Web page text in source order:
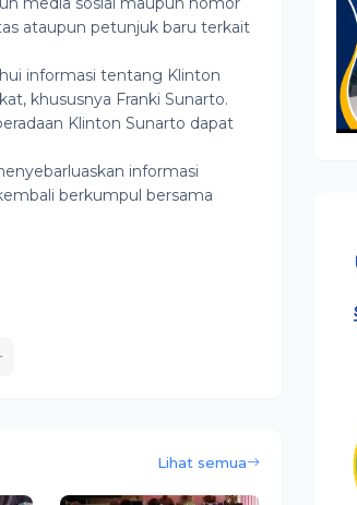
ataupun petunjuk baru terkait
informasi tentang Klinton
khususnya Franki Sunarto.
Klinton Sunarto dapat
informasi
berkumpul bersama
Lihat semua